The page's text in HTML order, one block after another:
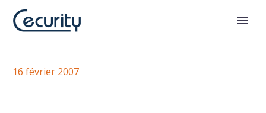
Un label privacy pour Microsoft
16 février 2007